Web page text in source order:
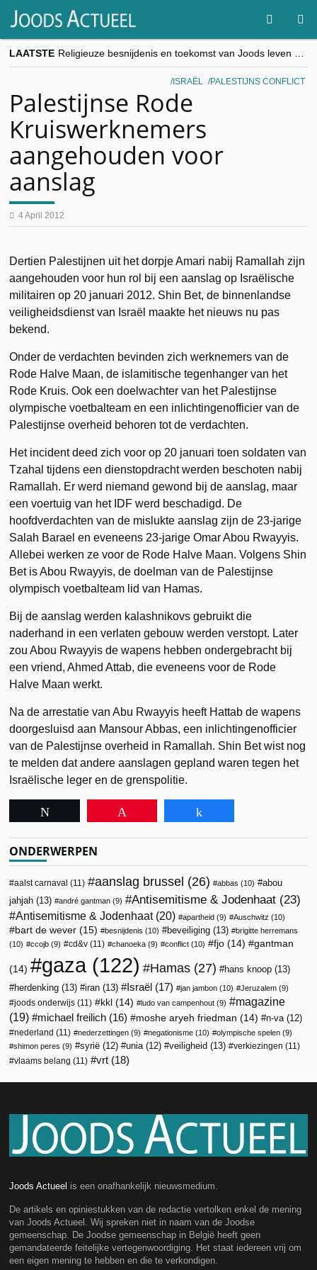
LAATSTE
“Besnijdenisdebat toont hoe moeilijk seculiere Westen minderheden begrijpt”, Jinnih Beels (Vooruit)
CITYTRIP | ROEMENIË – Boekarest: de verrassing van Oost-Europa
ISRAËL PALESTIJNS CONFLICT
Palestijnse Rode
Kruiswerknemers
aangehouden voor
aanslag
4 April 2012
Dertien Palestijnen uit het dorpje Amari nabij Ramallah zijn
aangehouden voor hun rol bij een aanslag op Israëlische
militairen op 20 januari 2012. Shin Bet, de binnenlandse
veiligheidsdienst van Israël maakte het nieuws nu pas
bekend.
Onder de verdachten bevinden zich werknemers van de
Rode Halve Maan, de islamitische tegenhanger van het
Rode Kruis. Ook een doelwachter van het Palestijnse
olympische voetbalteam en een inlichtingenofficier van de
Palestijnse overheid behoren tot de verdachten.
Het incident deed zich voor op 20 januari toen soldaten van
Tzahal tijdens een dienstopdracht werden beschoten nabij
Ramallah. Er werd niemand gewond bij de aanslag, maar
een voertuig van het IDF werd beschadigd. De
hoofdverdachten van de mislukte aanslag zijn de 23-jarige
Salah Barael en eveneens 23-jarige Omar Abou Rwayyis.
Allebei werken ze voor de Rode Halve Maan. Volgens Shin
Bet is Abou Rwayyis, de doelman van de Palestijnse
olympisch voetbalteam lid van Hamas.
Bij de aanslag werden kalashnikovs gebruikt die
naderhand in een verlaten gebouw werden verstopt. Later
zou Abou Rwayyis de wapens hebben ondergebracht bij
een vriend, Ahmed Attab, die eveneens voor de Rode
Halve Maan werkt.
Na de arrestatie van Abu Rwayyis heeft Hattab de wapens
doorgesluisd aan Mansour Abbas, een inlichtingenofficier
van de Palestijnse overheid in Ramallah. Shin Bet wist nog
te melden dat andere aanslagen gepland waren tegen het
Israëlische leger en de grenspolitie.
ONDERWERPEN
aalst carnaval (11) aanslag brussel (26) abbas (10)
abou
jahjah (13) andré gantman (9) Antisemitisme & Jodenhaat (23)
Antisemitisme & Jodenhaat(20) apartheid (9) Auschwitz (10)
bart de wever (15) besnijdenis (10) beveiliging (13)
brigitte herremans
(10)
ccojb (9) cd&v (11) chanoeka (9) conflict (10) fjo (14) gantman
(14) gaza (122) Hamas (27) hans knoop (13)
herdenking (13) iran (13) Israël (17) jan jambon (10) Jeruzalem (9)
joods onderwijs (11) kkl (14) ludo van campenhout (9)
magazine
(19)
michael freilich (16) moshe aryeh friedman (14) n-va (12)
nederland (11) nederzettingen (9) negationisme (10) olympische spelen (9)
shimon peres (9) syrië (12) unia (12) veiligheid (13) verkiezingen (11)
vlaams belang (11) vrt (18)
Joods Actueel is een onafhankelijk nieuwsmedium.
De artikels en opiniestukken van de redactie vertolken enkel de mening
van Joods Actueel. Wij spreken niet in naam van de Joodse
gemeenschap. De Joodse gemeenschap in België heeft geen
gemandateerde feitelijke vertegenwoordiging. Het staat iedereen vrij om
een eigen mening te hebben en die te verkondigen.